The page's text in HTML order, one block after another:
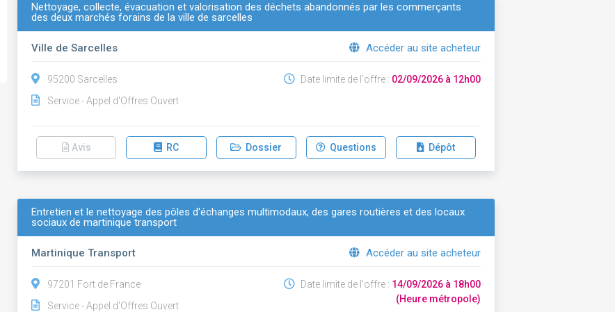
Nettoyage, collecte, évacuation et valorisation des déchets abandonnés par les commerçants
des deux marchés forains de la ville de sarcelles
Ville de Sarcelles Accéder au site acheteur
95200 Sarcelles
Service - Appel d'Offres Ouvert
Date limite de l'offre : 02/09/2026 à 12h00
Avis RC Dossier Questions Dépôt
Entretien et le nettoyage des pôles d'échanges multimodaux, des gares routières et des locaux
sociaux de martinique transport
Martinique Transport Accéder au site acheteur
97201 Fort de France
Service - Appel d'Offres Ouvert
Date limite de l'offre : 14/09/2026 à 18h00
(Heure métropole)